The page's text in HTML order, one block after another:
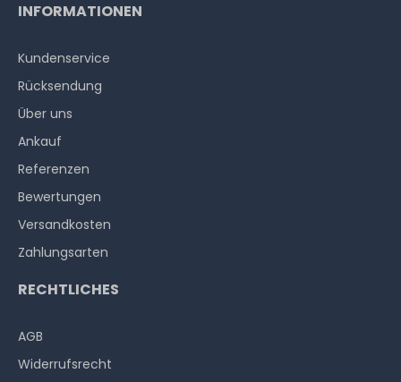
INFORMATIONEN
Kundenservice
Rücksendung
Über uns
Ankauf
Referenzen
Bewertungen
Versandkosten
Zahlungsarten
RECHTLICHES
AGB
Widerrufs­recht